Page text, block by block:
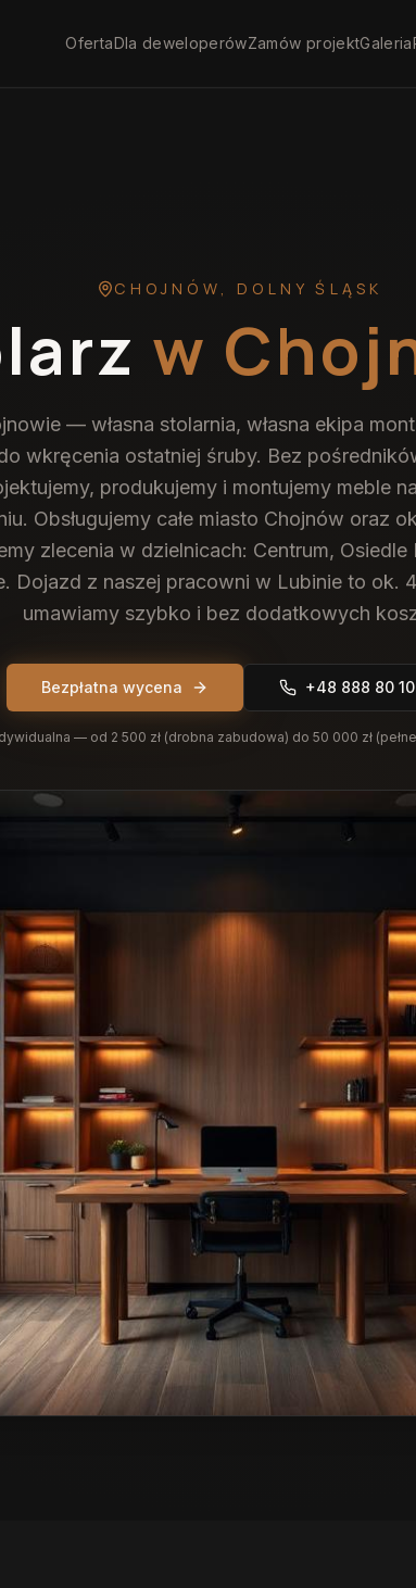
OfertaDla deweloperówZamów projektGaleria
CHOJNÓW , DOLNY ŚLĄSK
w
— własna stolarnia, własna ekipa
wkręcenia ostatniej śruby. Bez
produkujemy i montujemy meble
Obsługujemy całe miasto Chojnów oraz
zlecenia w dzielnicach: Centrum, Osiedle
Dojazd z naszej pracowni w Lubinie to ok.
umawiamy szybko i bez dodatkowych
Bezpłatna wycena +48 888 80
— od 2 500 zł (drobna zabudowa) do 50 000 zł